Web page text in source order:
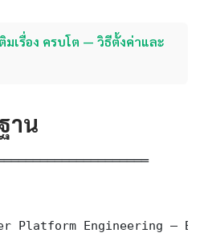
มเรื่อง ครบโต — วิธีตั้งค่าและ
าน
Platform Engineering —